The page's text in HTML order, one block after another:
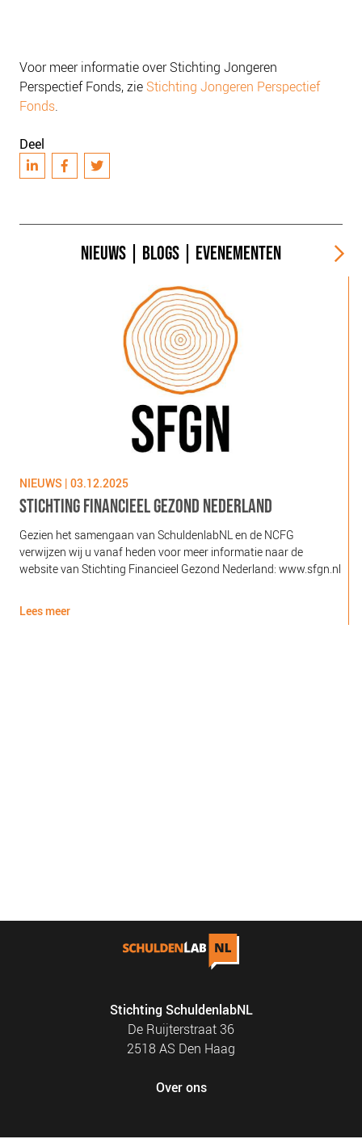
Voor meer informatie over Stichting Jongeren
Perspectief Fonds, zie Stichting Jongeren Perspectief
Fonds.
Deel
NIEUWS BLOGS EVENEMENTEN
NIEUWS | 03.12.2025
STICHTING FINANCIEEL GEZOND NEDERLAND
Gezien het samengaan van SchuldenlabNL en de NCFG
verwijzen wij u vanaf heden voor meer informatie naar de
website van Stichting Financieel Gezond Nederland: www.sfgn.nl
Lees meer
Stichting SchuldenlabNL
De Ruijterstraat 36
2518 AS Den Haag
Over ons